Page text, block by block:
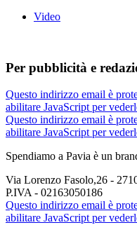
Video
Per pubblicità e
Questo indirizzo email è
abilitare JavaScript per
Questo indirizzo email è
abilitare JavaScript per
Spendiamo a Pavia è un
Via Lorenzo Fasolo,26 -
P.IVA - 02163050186
Questo indirizzo email è
abilitare JavaScript per